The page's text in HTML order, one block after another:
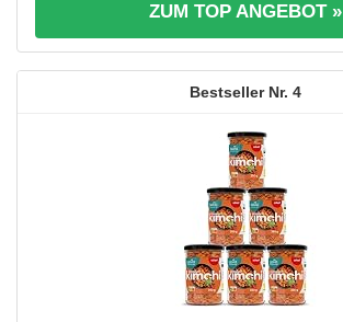
ZUM TOP ANGEBOT »
4